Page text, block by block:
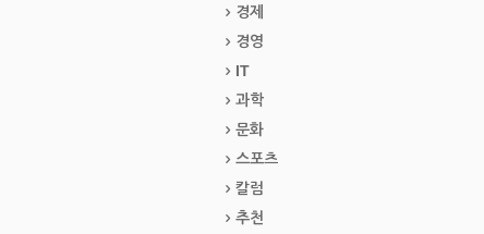
경제
경영
IT
과학
문화
스포츠
칼럼
추천